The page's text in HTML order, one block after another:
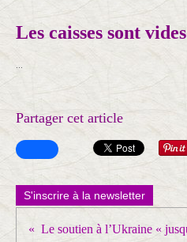
Les caisses sont vides
...
Partager cet article
S'inscrire à la newsletter